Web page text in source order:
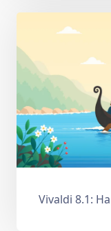
Vivaldi 8.1: